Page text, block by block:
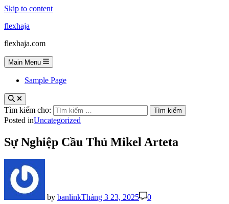
Skip to content
flexhaja
flexhaja.com
Main Menu
Sample Page
Tìm kiếm cho:
Posted inUncategorized
Sự Nghiệp Cầu Thủ Mikel Arteta
by banlinkTháng 3 23, 2025
0